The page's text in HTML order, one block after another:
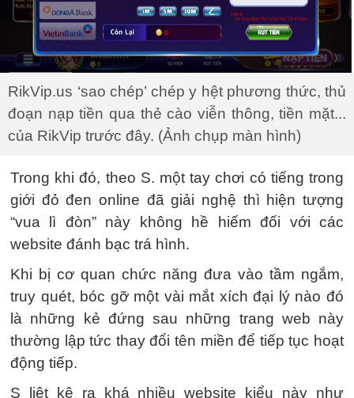
RikVip.us ‘sao chép’ chép y hệt phương thức, thủ
đoạn nạp tiền qua thẻ cào viễn thông, tiền mặt...
của RikVip trước đây. (Ảnh chụp màn hình)
Trong khi đó, theo S. một tay chơi có tiếng trong
giới đỏ đen online đã giải nghệ thì hiện tượng
“vua lì đòn” này không hề hiếm đối với các
website đánh bạc trá hình.
Khi bị cơ quan chức năng đưa vào tầm ngắm,
truy quét, bóc gỡ một vài mắt xích đại lý nào đó
là những kẻ đứng sau những trang web này
thường lập tức thay đổi tên miền để tiếp tục hoạt
động tiếp.
S liệt kê ra khá nhiều website kiểu này như